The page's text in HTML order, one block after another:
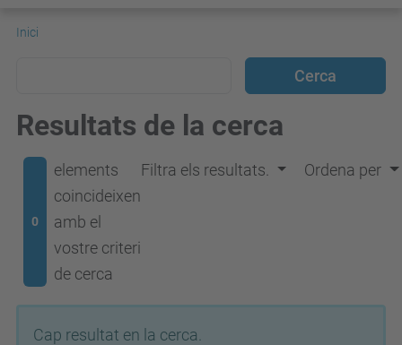
Inici
Resultats de la cerca
0
elements
coincideixen
amb el
vostre criteri
de cerca
Filtra els resultats. Ordena per
Cap resultat en la cerca.